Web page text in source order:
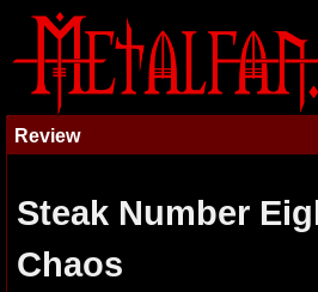
Review
Steak Number
Chaos